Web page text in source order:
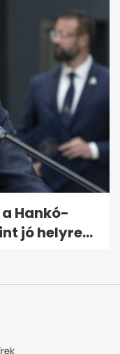
Hankó-
jó helyre...